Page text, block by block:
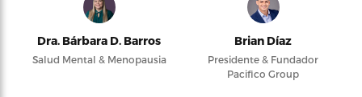
Dra. Bárbara D. Barros
Salud Mental & Menopausia
Brian Díaz
Presidente & Fundador
Pacifico Group